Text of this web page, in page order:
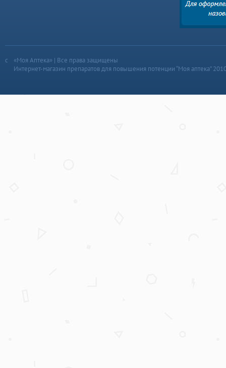
«Моя Аптека» | Все права защищены
Интернет-магазин препаратов для повышения потенции “Моя аптека”